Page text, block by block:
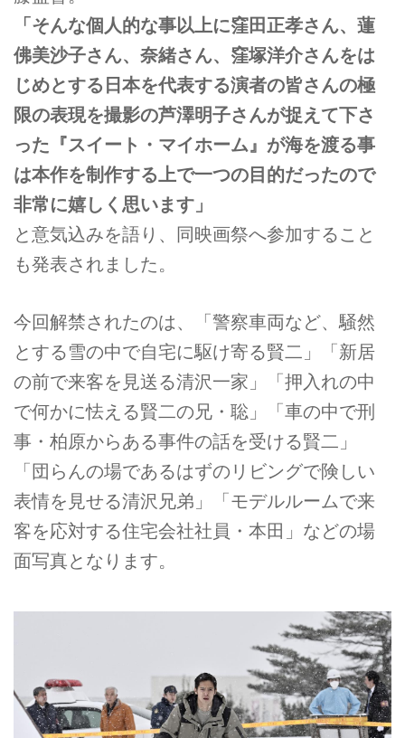
「そんな個人的な事以上に窪田正孝さん、蓮
佛美沙子さん、奈緒さん、窪塚洋介さんをは
じめとする日本を代表する演者の皆さんの極
限の表現を撮影の芦澤明子さんが捉えて下さ
った『スイート・マイホーム』が海を渡る事
は本作を制作する上で一つの目的だったので
非常に嬉しく思います」
と意気込みを語り、同映画祭へ参加すること
も発表されました。
今回解禁されたのは、「警察車両など、騒然
とする雪の中で自宅に駆け寄る賢二」「新居
の前で来客を見送る清沢一家」「押入れの中
で何かに怯える賢二の兄・聡」「車の中で刑
事・柏原からある事件の話を受ける賢二」
「団らんの場であるはずのリビングで険しい
表情を見せる清沢兄弟」「モデルルームで来
客を応対する住宅会社社員・本田」などの場
面写真となります。